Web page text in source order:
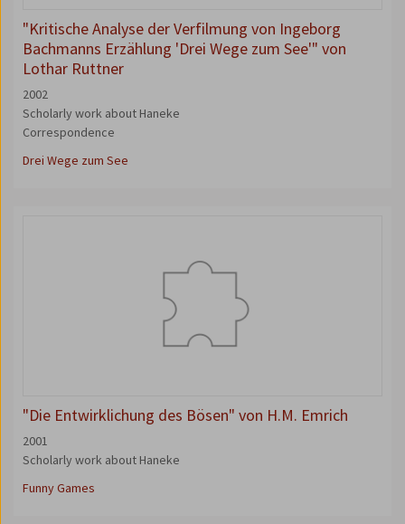
"Kritische Analyse der Verfilmung von Ingeborg
Bachmanns Erzählung 'Drei Wege zum See'" von
Lothar Ruttner
2002
Scholarly work about Haneke
Correspondence
Drei Wege zum See
"Die Entwirklichung des Bösen" von H.M. Emrich
2001
Scholarly work about Haneke
Funny Games